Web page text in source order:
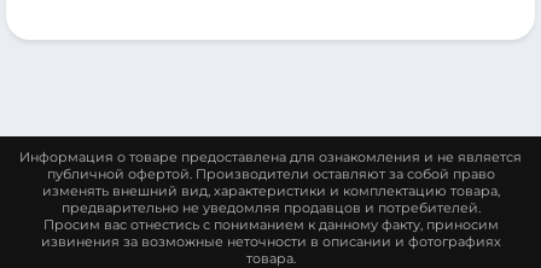
Информация о товаре предоставлена для ознакомления и не является
публичной офертой. Производители оставляют за собой право
изменять внешний вид, характеристики и комплектацию товара,
предварительно не уведомляя продавцов и потребителей.
Просим вас отнестись с пониманием к данному факту, приносим
извинения за возможные неточности в описании и фотографиях
товара.